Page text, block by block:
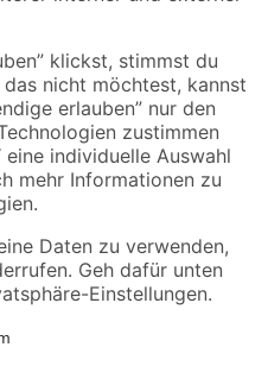
Die dargestellten Angebote sind unter
angegebenen Verfügbarkeiten beziehen
für Artikel mit Speditionsversand, hier